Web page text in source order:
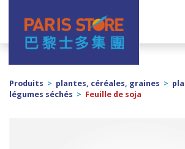
Navigation principale
Produits > plantes, céréales, graines >
légumes séchés > Feuille de soja